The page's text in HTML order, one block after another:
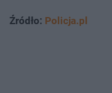
Źródło: Policja.pl